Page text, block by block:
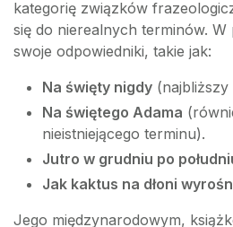
kategorię związków
się do nierealnych terminów.
swoje odpowiedniki, takie jak:
Na święty nigdy (najbliższy
Na świętego Adama
nieistniejącego terminu).
Jutro w grudniu po
Jak kaktus na dłoni
Jego międzynarodowym,